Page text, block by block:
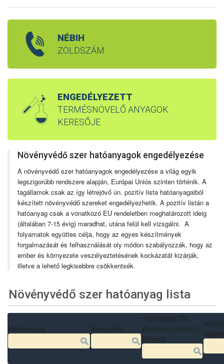
NÉBIH
ZÖLDSZÁM
ENGEDÉLYEZETT
TERMÉSNÖVELŐ ANYAGOK
KERESŐJE
Növényvédő szer hatóanyagok engedélyezése
A növényvédő szer hatóanyagok engedélyezése a világ egyik
legszigorúbb rendszere alapján, Európai Uniós szinten történik. A
tagállamok csak az így létrejövő ún. pozitív lista hatóanyagaiból
készített növényvédő szereket engedélyezhetik. A pozitív listán a
hatóanyag csak a vonatkozó EU rendeletben meghatározott ideig
(általában 7-15 évig) maradhat, utána felül kell vizsgálni. A
folyamatok együttes célja, hogy az egyes készítmények
forgalmazását és felhasználását oly módon szabályozzák, hogy az
ember és környezete veszélyeztetésének kockázatát kizárják,
illetve a lehető legkisebbre csökkentsék.
Növényvédő szer hatóanyag lista